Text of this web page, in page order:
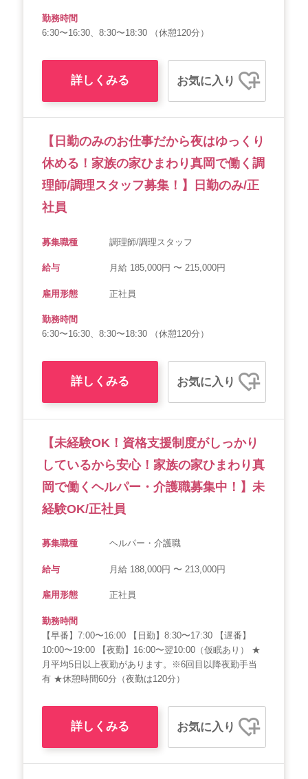
勤務時間
6:30〜16:30、8:30〜18:30 （休憩120分）
詳しくみる お気に入り
【日勤のみのお仕事だから夜はゆっくり
休める！家族の家ひまわり真岡で働く調
理師/調理スタッフ募集！】日勤のみ/正
社員
募集職種 調理師/調理スタッフ
給与 月給 185,000円 〜 215,000円
雇用形態 正社員
勤務時間
6:30〜16:30、8:30〜18:30 （休憩120分）
詳しくみる お気に入り
【未経験OK！資格支援制度がしっかり
しているから安心！家族の家ひまわり真
岡で働くヘルパー・介護職募集中！】未
経験OK/正社員
募集職種 ヘルパー・介護職
給与 月給 188,000円 〜 213,000円
雇用形態 正社員
勤務時間
【早番】7:00〜16:00 【日勤】8:30〜17:30 【遅番】
10:00〜19:00 【夜勤】16:00〜翌10:00（仮眠あり） ★
月平均5日以上夜勤があります。※6回目以降夜勤手当
有 ★休憩時間60分（夜勤は120分）
詳しくみる お気に入り